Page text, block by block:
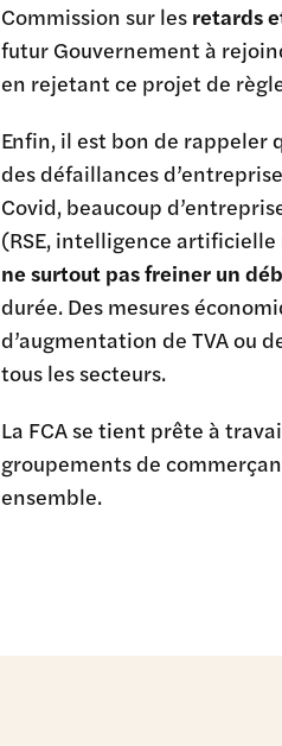
Commission sur les retards
futur Gouvernement à
en rejetant ce projet de
Enfin, il est bon de rappeler
des défaillances
Covid, beaucoup
(RSE, intelligence
ne surtout pas freiner un
durée. Des mesures
d’augmentation de TVA ou
tous les secteurs.
La FCA se tient prête à
groupements de
ensemble.